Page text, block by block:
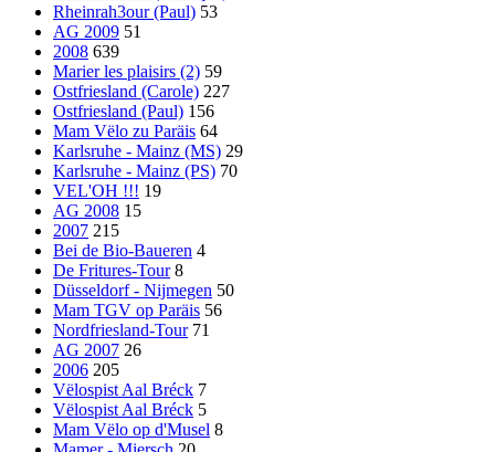
Rheinrah3our (Paul) 53
AG 2009 51
2008 639
Marier les plaisirs (2) 59
Ostfriesland (Carole) 227
Ostfriesland (Paul) 156
Mam Vëlo zu Paräis 64
Karlsruhe - Mainz (MS) 29
Karlsruhe - Mainz (PS) 70
VEL'OH !!! 19
AG 2008 15
2007 215
Bei de Bio-Baueren 4
De Fritures-Tour 8
Düsseldorf - Nijmegen 50
Mam TGV op Paräis 56
Nordfriesland-Tour 71
AG 2007 26
2006 205
Vëlospist Aal Bréck 7
Vëlospist Aal Bréck 5
Mam Vëlo op d'Musel 8